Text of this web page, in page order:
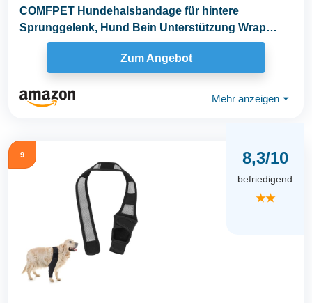
COMFPET Hundehalsbandage für hintere
Sprunggelenk, Hund Bein Unterstützung Wrap
Zum Angebot
Mehr anzeigen ⏷
9 8,3/10
befriedigend
★★